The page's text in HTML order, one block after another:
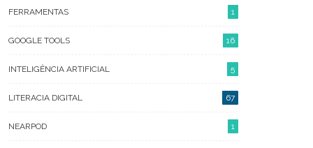
FERRAMENTAS 1
GOOGLE TOOLS 16
INTELIGÊNCIA ARTIFICIAL 5
LITERACIA DIGITAL 67
NEARPOD 1